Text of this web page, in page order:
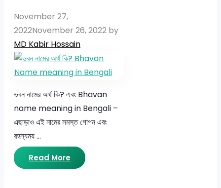
November 27,
2022November 26, 2022 by
MD Kabir Hossain
ভবন নামের অর্থ কি? এবং Bhavan
name meaning in Bengali –
এছাড়াও এই নামের সমস্ত গোপন এবং
রহস্যময় …
Read More